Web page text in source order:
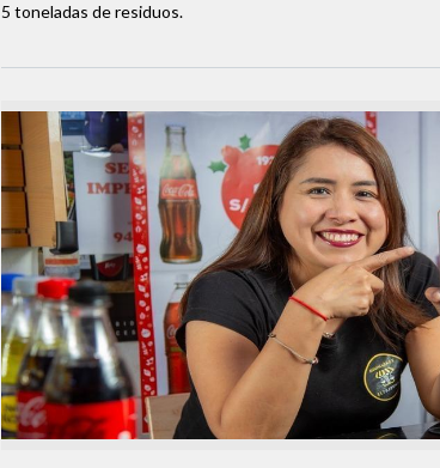
5 toneladas de residuos.